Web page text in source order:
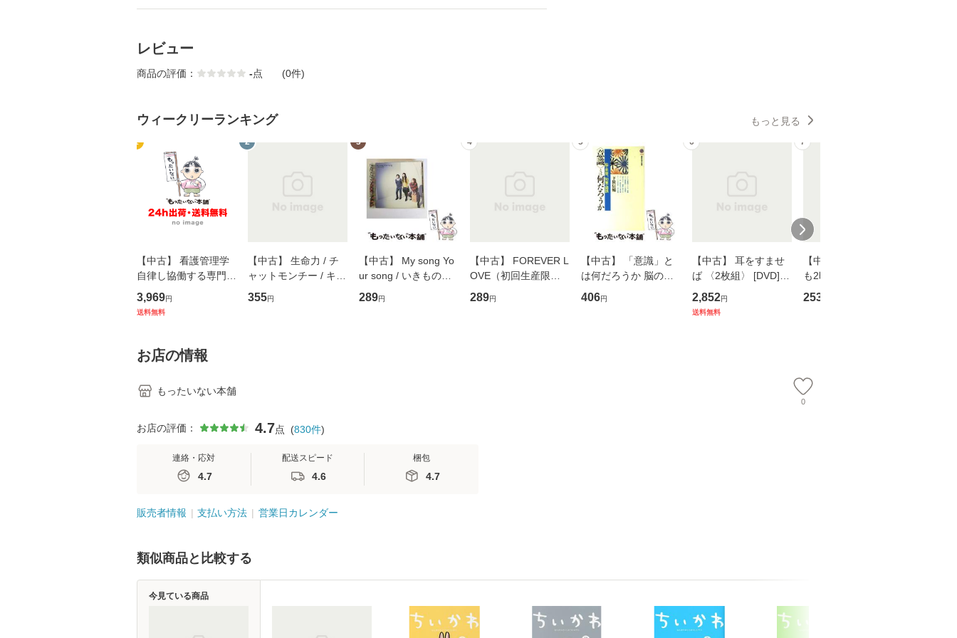
レビュー
商品の評価： -点 (0件)
ウィークリーランキング もっと見る
1
【中古】 看護管理学
自律し協働する専門職
の看護マネジメントス
キル 改訂第3版 (看護
堂 [単行
3,969円
送料無料
2
【中古】 生命力 / チ
ャットモンチー / キュ
ーンレコード [CD]
【メール便送料無料】
355円
3
【中古】 My song Yo
ur song / いきものが
かり / [CD]【メール便
送料無料】
289円
4
【中古】 FOREVER L
OVE（初回生産限定
盤） / 清水翔太×加藤
ミリヤ / [CD]【メール
289円
5
【中古】 「意識」と
は何だろうか 脳の来
歴、知覚の錯誤 （講
談社現代新書） / 下条
406円
6
【中古】 耳をすませ
ば 〈2枚組〉 [DVD] /
ブエナ・ビスタ・ホー
ム・エンターテイメン
2,852円
送料無料
7
【中古】 知識ゼロで
も2時間で決算書が読
めるようになる！ 会
253
お店の情報
もったいない本舗
0
お店の評価： 4.7点 (830件)
連絡・応対
4.7
配送スピード
4.6
梱包
4.7
販売者情報 支払い方法 営業日カレンダー
類似商品と比較する
今見ている商品